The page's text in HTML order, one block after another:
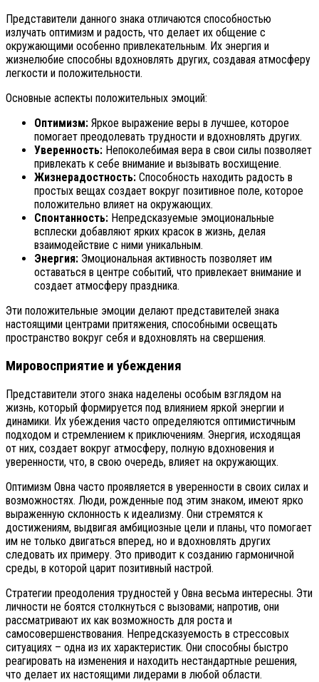
Представители данного знака отличаются способностью
излучать оптимизм и радость, что делает их общение с
окружающими особенно привлекательным. Их энергия и
жизнелюбие способны вдохновлять других, создавая атмосферу
легкости и положительности.
Основные аспекты положительных эмоций:
Оптимизм: Яркое выражение веры в лучшее, которое
помогает преодолевать трудности и вдохновлять других.
Уверенность: Непоколебимая вера в свои силы позволяет
привлекать к себе внимание и вызывать восхищение.
Жизнерадостность: Способность находить радость в
простых вещах создает вокруг позитивное поле, которое
положительно влияет на окружающих.
Спонтанность: Непредсказуемые эмоциональные
всплески добавляют ярких красок в жизнь, делая
взаимодействие с ними уникальным.
Энергия: Эмоциональная активность позволяет им
оставаться в центре событий, что привлекает внимание и
создает атмосферу праздника.
Эти положительные эмоции делают представителей знака
настоящими центрами притяжения, способными освещать
пространство вокруг себя и вдохновлять на свершения.
Мировосприятие и убеждения
Представители этого знака наделены особым взглядом на
жизнь, который формируется под влиянием яркой энергии и
динамики. Их убеждения часто определяются оптимистичным
подходом и стремлением к приключениям. Энергия, исходящая
от них, создает вокруг атмосферу, полную вдохновения и
уверенности, что, в свою очередь, влияет на окружающих.
Оптимизм Овна часто проявляется в уверенности в своих силах и
возможностях. Люди, рожденные под этим знаком, имеют ярко
выраженную склонность к идеализму. Они стремятся к
достижениям, выдвигая амбициозные цели и планы, что помогает
им не только двигаться вперед, но и вдохновлять других
следовать их примеру. Это приводит к созданию гармоничной
среды, в которой царит позитивный настрой.
Стратегии преодоления трудностей у Овна весьма интересны. Эти
личности не боятся столкнуться с вызовами; напротив, они
рассматривают их как возможность для роста и
самосовершенствования. Непредсказуемость в стрессовых
ситуациях – одна из их характеристик. Они способны быстро
реагировать на изменения и находить нестандартные решения,
что делает их настоящими лидерами в любой области.